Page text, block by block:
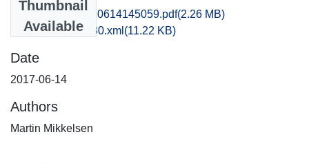
Thumbnail
Available
vsm1miki_20170614145059.pdf(2.26 MB)
recordxml_item_30.xml (11.22 KB)
Date
2017-06-14
Authors
Martin Mikkelsen